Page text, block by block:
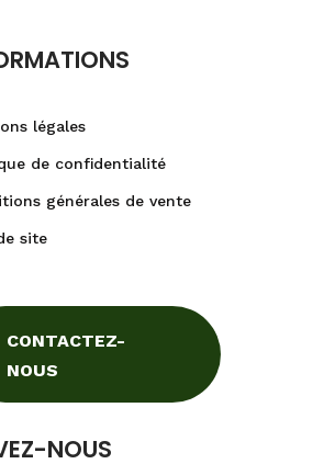
légales
de confidentialité
générales de vente
site
CONTACTEZ-
NOUS
NOUS